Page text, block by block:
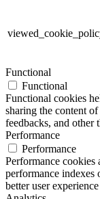
Functional
Functional
Functional cookies
sharing the content
feedbacks, and other
Performance
Performance
Performance cookies
performance
better user